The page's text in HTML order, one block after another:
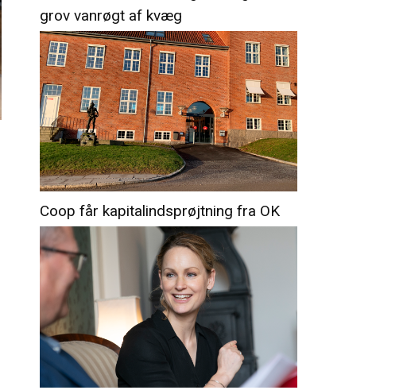
grov vanrøgt af kvæg
Coop får kapitalindsprøjtning fra OK